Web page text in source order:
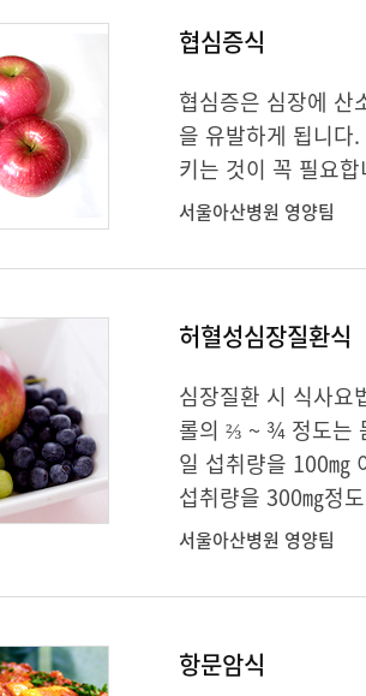
협심증식
협심증은 심장에 산
을 유발하게 됩니다
키는 것이 꼭 필요
서울아산병원 영양팀
허혈성심장질환식
심장질환 시 식사요
롤의 ⅔ ~ ¾ 정도는
일 섭취량을 100㎎
섭취량을 300㎎정
서울아산병원 영양팀
항문암식